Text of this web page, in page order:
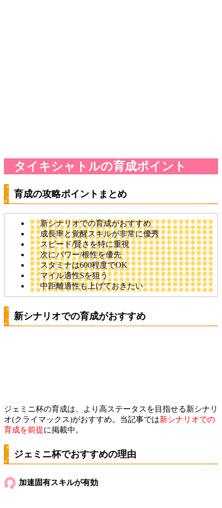
タイキシャトルの育成ポイント
育成の攻略ポイントまとめ
新シナリオでの育成がおすすめ
成長率と覚醒スキルが非常に優秀
スピード/賢さを特に重視
次にパワー/根性を優先
スタミナは600程度でOK
マイル適性Sを狙う
中距離適性も上げておきたい
新シナリオでの育成がおすすめ
ジェミニ杯の育成は、より高ステータスを目指せる新シナリ
オ(クライマックス)がおすすめ。当記事では新シナリオでの
育成を前提に掲載中。
ジェミニ杯でおすすめの理由
加速固有スキルが有効